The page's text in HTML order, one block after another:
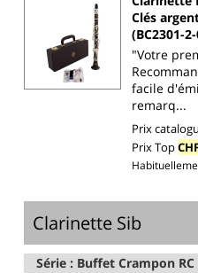
Clés
(BC2301-
"Votre
facile
remarq...
Prix
Prix Top
Clarinette Sib
Série : Buffet Crampon RC